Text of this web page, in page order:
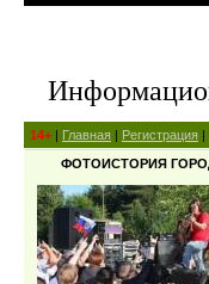
14+ | Главная | Регистрация |
ФОТОИСТОРИЯ